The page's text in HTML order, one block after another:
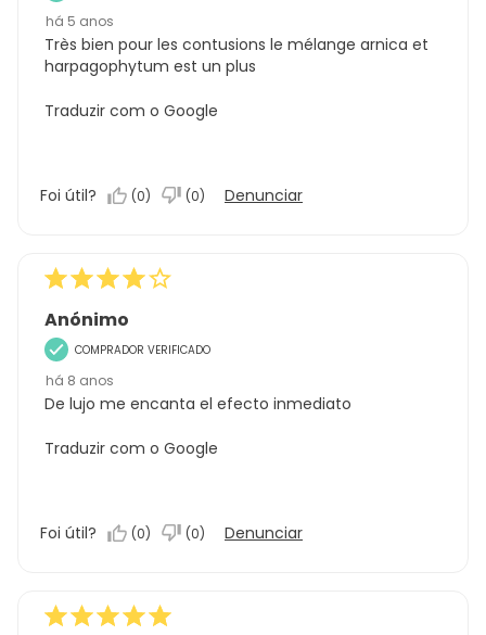
há 5 anos
Très bien pour les contusions le mélange arnica et
harpagophytum est un plus
Traduzir com o Google
Foi útil? (0) (0) Denunciar
Anónimo
COMPRADOR VERIFICADO
há 8 anos
De lujo me encanta el efecto inmediato
Traduzir com o Google
Foi útil? (0) (0) Denunciar